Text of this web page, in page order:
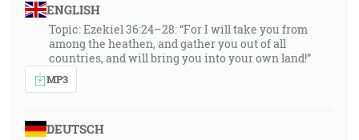
ENGLISH
Topic: Ezekiel 36:24–28: “For I will take you from
among the heathen, and gather you out of all
countries, and will bring you into your own land!”
MP3
DEUTSCH